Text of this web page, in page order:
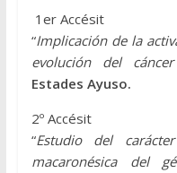
1er Accésit
“Implicación de la
evolución del
Estades Ayuso.
2º Accésit
“Estudio del
macaronésica del